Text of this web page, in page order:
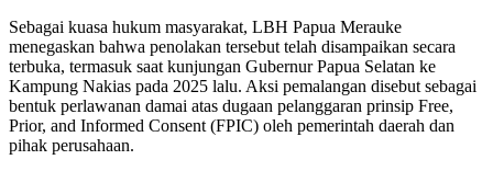
Sebagai kuasa hukum masyarakat, LBH Papua Merauke
menegaskan bahwa penolakan tersebut telah disampaikan secara
terbuka, termasuk saat kunjungan Gubernur Papua Selatan ke
Kampung Nakias pada 2025 lalu. Aksi pemalangan disebut sebagai
bentuk perlawanan damai atas dugaan pelanggaran prinsip Free,
Prior, and Informed Consent (FPIC) oleh pemerintah daerah dan
pihak perusahaan.